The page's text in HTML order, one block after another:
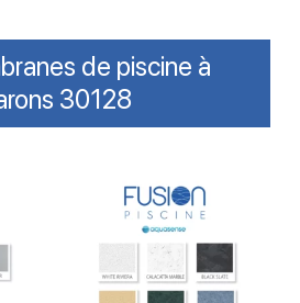
de piscine à
30128